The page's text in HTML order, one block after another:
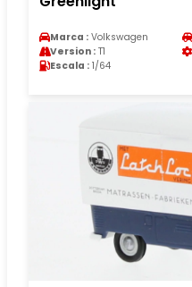
Marca : Volkswagen
Version : T1
Escala : 1/64